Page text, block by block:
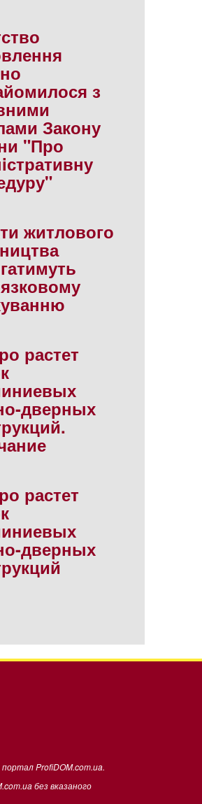
з
Закону
"Про
житлового
растет
дверных
растет
дверных
портал ProfiDOM.com.ua.
без вказаного